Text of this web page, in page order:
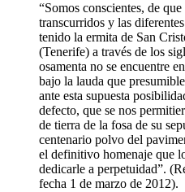
“Somos conscientes, de
transcurridos y las
tenido la ermita de San
(Tenerife) a través de los
osamenta no se encuentre
bajo la lauda que
ante esta supuesta
defecto, que se nos
de tierra de la fosa de su
centenario polvo del
el definitivo homenaje que
dedicarle a perpetuidad”.
fecha 1 de marzo de 2012).